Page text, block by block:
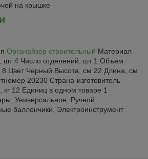
на крышке
Органайзер строительный Материал
шт 4 Число отделений, шт 1 Объем
8 Цвет Черный Высота, см 22 Длина, см
20230 Страна-изготовитель
кг 12 Единиц в одном товаре 1
Универсальное, Ручной
баллончики, Электроинструмент